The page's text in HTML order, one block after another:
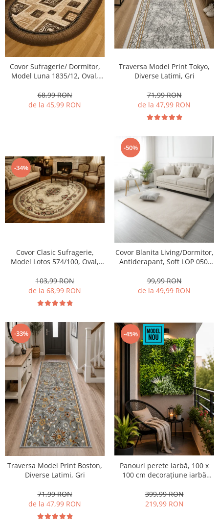
Covor Sufragerie/ Dormitor,
Model Luna 1835/12, Oval,
68,99 RON
de la 45,99 RON
Traversa Model Print Tokyo,
Diverse Latimi, Gri
71,99 RON
de la 47,99 RON
-34%
Covor Clasic Sufragerie,
Model Lotos 574/100, Oval,
103,99 RON
de la 68,99 RON
-50%
Covor Blanita Living/Dormitor,
Antiderapant, Soft LOP 050,
99,99 RON
de la 49,99 RON
-33%
Traversa Model Print Boston,
Diverse Latimi, Gri
71,99 RON
de la 47,99 RON
-45%
Panouri perete iarbă, 100 x
100 cm decorațiune iarbă
Bellin B017,
Balcon/Gard/Restaurat/Hotel,
399,99 RON
219,99 RON